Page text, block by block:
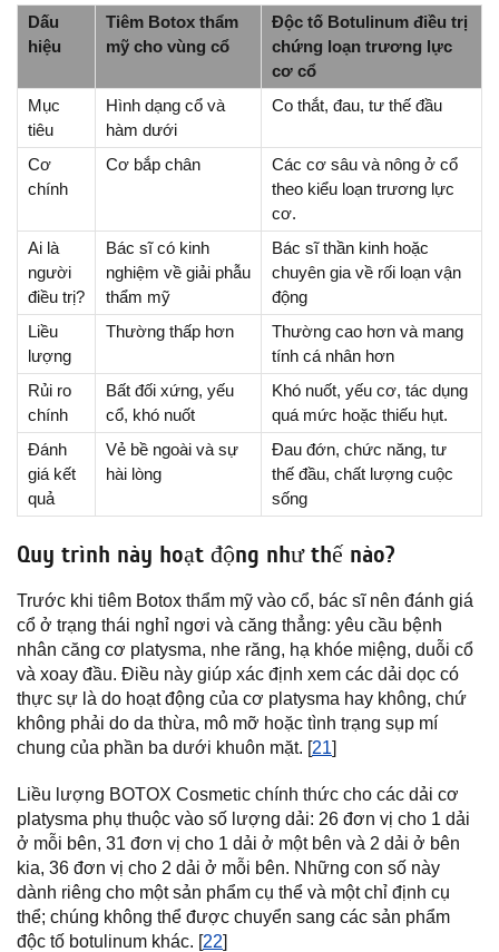
Dấu
hiệu
Tiêm Botox thẩm
mỹ cho vùng cổ
Độc tố Botulinum điều trị
chứng loạn trương lực
cơ cổ
Mục
tiêu
Hình dạng cổ và
hàm dưới
Co thắt, đau, tư thế đầu
Cơ
chính
Cơ bắp chân
Các cơ sâu và nông ở cổ
theo kiểu loạn trương lực
cơ.
Ai là
người
điều trị?
Bác sĩ có kinh
nghiệm về giải phẫu
thẩm mỹ
Bác sĩ thần kinh hoặc
chuyên gia về rối loạn vận
động
Liều
lượng
Thường thấp hơn
Thường cao hơn và mang
tính cá nhân hơn
Rủi ro
chính
Bất đối xứng, yếu
cổ, khó nuốt
Khó nuốt, yếu cơ, tác dụng
quá mức hoặc thiếu hụt.
Đánh
giá kết
quả
Vẻ bề ngoài và sự
hài lòng
Đau đớn, chức năng, tư
thế đầu, chất lượng cuộc
sống
Quy trình này hoạt động như thế nào?
Trước khi tiêm Botox thẩm mỹ vào cổ, bác sĩ nên đánh giá
cổ ở trạng thái nghỉ ngơi và căng thẳng: yêu cầu bệnh
nhân căng cơ platysma, nhe răng, hạ khóe miệng, duỗi cổ
và xoay đầu. Điều này giúp xác định xem các dải dọc có
thực sự là do hoạt động của cơ platysma hay không, chứ
không phải do da thừa, mô mỡ hoặc tình trạng sụp mí
chung của phần ba dưới khuôn mặt. [21]
Liều lượng BOTOX Cosmetic chính thức cho các dải cơ
platysma phụ thuộc vào số lượng dải: 26 đơn vị cho 1 dải
ở mỗi bên, 31 đơn vị cho 1 dải ở một bên và 2 dải ở bên
kia, 36 đơn vị cho 2 dải ở mỗi bên. Những con số này
dành riêng cho một sản phẩm cụ thể và một chỉ định cụ
thể; chúng không thể được chuyển sang các sản phẩm
độc tố botulinum khác. [22]